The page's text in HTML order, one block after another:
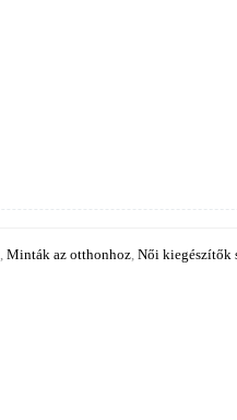
Minták az otthonhoz Női kiegészítők